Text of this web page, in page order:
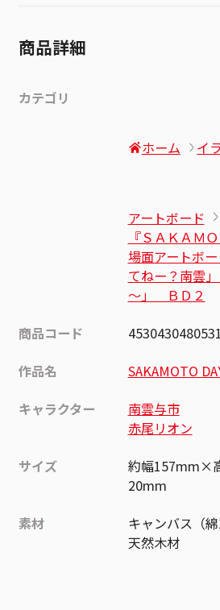
商品詳細
カテゴリ
ホーム イ
アートボード
『ＳＡＫＡＭ
場面アートボ
てねー？南雲
～」 ＢＤ２
商品コード
4530430480531
作品名
SAKAMOTO
キャラクター
南雲与市
赤尾リオン
サイズ
約幅157mm×
20mm
素材
キャンバス（綿
天然木材